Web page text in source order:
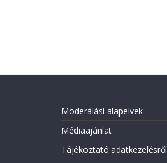
Moderálási alapelvek
Médiaajánlat
Tájékoztató adatkezelésről